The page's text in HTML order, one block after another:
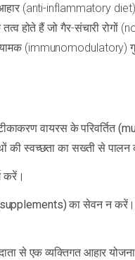
(anti-inflammatory
होते हैं जो गैर-संचारी रोगों
नियामक (immunomodulatory)
वायरस के परिवर्तित
की स्वच्छता का सख्ती से पालन
करें।
का सेवन न करें।
से एक व्यक्तिगत आहार